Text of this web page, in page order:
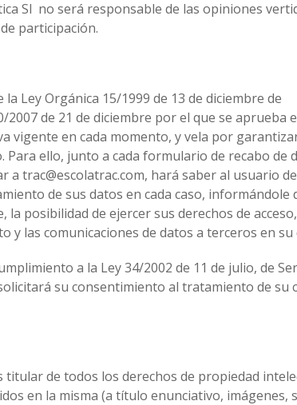
Sl no será responsable de las opiniones
participación.
Ley Orgánica 15/1999 de 13 de diciembre de
de 21 de diciembre por el que se aprueba
vigente en cada momento, y vela por
ello, junto a cada formulario de recabo de
trac@escolatrac.com, hará saber al usuario
de sus datos en cada caso, informándole
posibilidad de ejercer sus derechos de acceso,
y las comunicaciones de datos a terceros en su
a la Ley 34/2002 de 11 de julio, de
su consentimiento al tratamiento de su
titular de todos los derechos de propiedad
en la misma (a título enunciativo, imágenes,